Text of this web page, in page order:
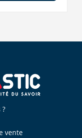
vente